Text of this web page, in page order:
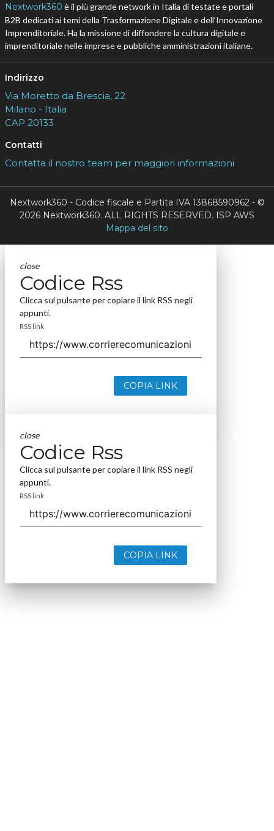
Nextwork360 è il più grande network in Italia di testate e portali
B2B dedicati ai temi della Trasformazione Digitale e dell’Innovazione
Imprenditoriale. Ha la missione di diffondere la cultura digitale e
imprenditoriale nelle imprese e pubbliche amministrazioni italiane.
Indirizzo
Via Moretto da Brescia, 22
Milano - Italia
CAP 20133
Contatti
Contatta il nostro team per maggiori informazioni
Nextwork360 - Codice fiscale e Partita IVA 13868590962 - ©
2026 Nextwork360. ALL RIGHTS RESERVED. ISP AWS
Mappa del sito
close
Codice Rss
Clicca sul pulsante per copiare il link RSS negli
appunti.
RSS link
COPIA LINK
close
Codice Rss
Clicca sul pulsante per copiare il link RSS negli
appunti.
RSS link
COPIA LINK